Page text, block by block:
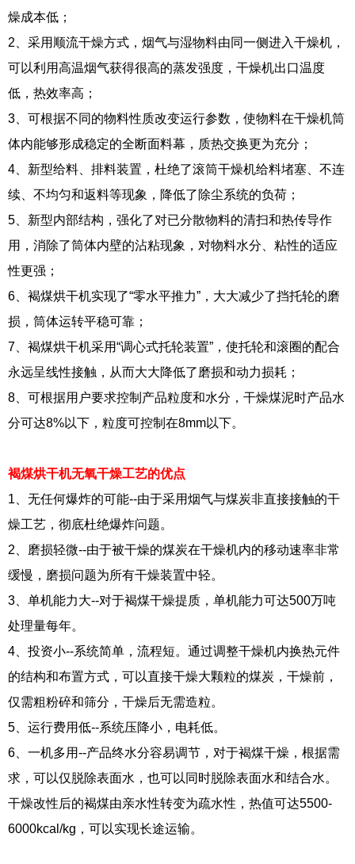
燥成本低；
2、采用顺流干燥方式，烟气与湿物料由同一侧进入干燥机，
可以利用高温烟气获得很高的蒸发强度，干燥机出口温度
低，热效率高；
3、可根据不同的物料性质改变运行参数，使物料在干燥机筒
体内能够形成稳定的全断面料幕，质热交换更为充分；
4、新型给料、排料装置，杜绝了滚筒干燥机给料堵塞、不连
续、不均匀和返料等现象，降低了除尘系统的负荷；
5、新型内部结构，强化了对已分散物料的清扫和热传导作
用，消除了筒体内壁的沾粘现象，对物料水分、粘性的适应
性更强；
6、褐煤烘干机实现了“零水平推力”，大大减少了挡托轮的磨
损，筒体运转平稳可靠；
7、褐煤烘干机采用“调心式托轮装置”，使托轮和滚圈的配合
永远呈线性接触，从而大大降低了磨损和动力损耗；
8、可根据用户要求控制产品粒度和水分，干燥煤泥时产品水
分可达8%以下，粒度可控制在8mm以下。
褐煤烘干机无氧干燥工艺的优点
1、无任何爆炸的可能--由于采用烟气与煤炭非直接接触的干
燥工艺，彻底杜绝爆炸问题。
2、磨损轻微--由于被干燥的煤炭在干燥机内的移动速率非常
缓慢，磨损问题为所有干燥装置中轻。
3、单机能力大--对于褐煤干燥提质，单机能力可达500万吨
处理量每年。
4、投资小--系统简单，流程短。通过调整干燥机内换热元件
的结构和布置方式，可以直接干燥大颗粒的煤炭，干燥前，
仅需粗粉碎和筛分，干燥后无需造粒。
5、运行费用低--系统压降小，电耗低。
6、一机多用--产品终水分容易调节，对于褐煤干燥，根据需
求，可以仅脱除表面水，也可以同时脱除表面水和结合水。
干燥改性后的褐煤由亲水性转变为疏水性，热值可达5500-
6000kcal/kg，可以实现长途运输。